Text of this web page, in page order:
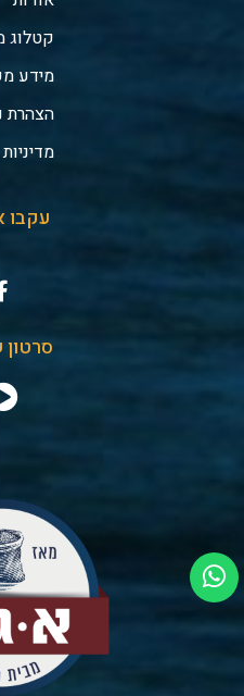
קטלוג
מידע
הצהרת
עקבו
סרטון